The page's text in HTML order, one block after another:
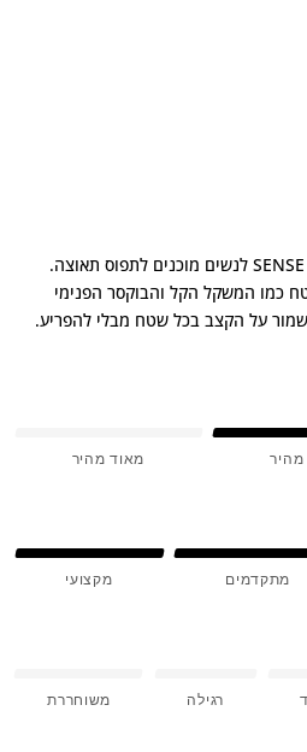
כמו המשקל הקל והבוקסר הפנימי
על הקצב בכל שטח מבלי להפריע.
מהיר מאוד מהיר
מתקדמים מקצועי
רגילה משוחררת